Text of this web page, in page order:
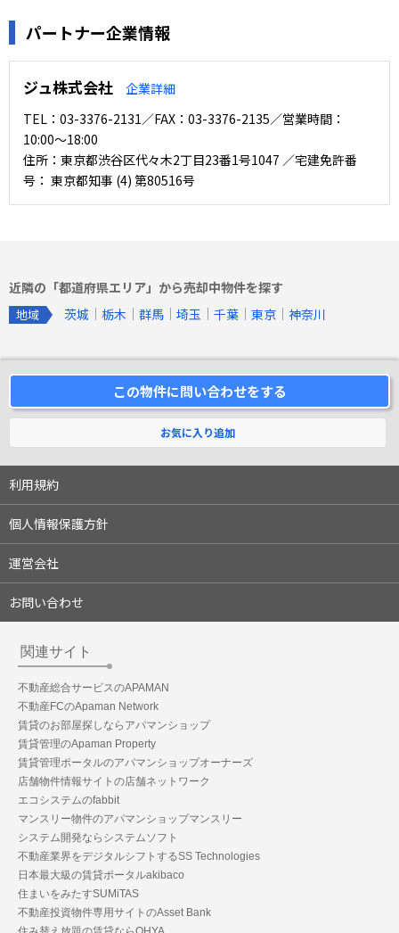
パートナー企業情報
ジュ株式会社
企業詳細
TEL：03-3376-2131／FAX：03-3376-2135／営業時間：
10:00〜18:00
住所：東京都渋谷区代々木2丁目23番1号1047 ／宅建免許番
号： 東京都知事 (4) 第80516号
近隣の「都道府県エリア」から売却中物件を探す
地域 茨城 栃木 群馬 埼玉 千葉 東京 神奈川
この物件に問い合わせをする
お気に入り追加
利用規約
個人情報保護方針
運営会社
お問い合わせ
関連サイト
不動産総合サービスのAPAMAN
不動産FCのApaman Network
賃貸のお部屋探しならアパマンショップ
賃貸管理のApaman Property
賃貸管理ポータルのアパマンショップオーナーズ
店舗物件情報サイトの店舗ネットワーク
エコシステムのfabbit
マンスリー物件のアパマンショップマンスリー
システム開発ならシステムソフト
不動産業界をデジタルシフトするSS Technologies
日本最大級の賃貸ポータルakibaco
住まいをみたすSUMiTAS
不動産投資物件専用サイトのAsset Bank